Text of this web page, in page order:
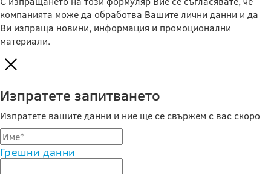
компанията може да обработва Вашите лични данни и да
Ви изпраща новини, информация и промоционални
материали.
Изпратете запитването
Изпратете вашите данни и ние ще се свържем с вас скоро
Грешни данни